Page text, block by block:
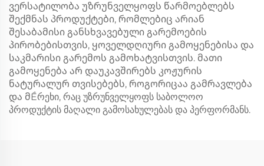
ვერსატილობა უზრუნველყოფს წარმოებლებს
შექმნას პროდუქტები, რომლებიც არიან
შესაბამისი განსხვავებული გარემოების
პირობებისთვის, ყოველდღიური გამოყენებისა და
საკმარისი გარემოს გამოხატვისთვის. მათი
გამოყენება არ დაუკავშირებს კოჟურის
ნატურალურ თვისებებს, როგორიცაა გამრავლება
და მỀრეხი, რაც უზრუნველყოფს საბოლოო
პროდუქტის მაღალი გამოსახულებას და პერფორმანს.